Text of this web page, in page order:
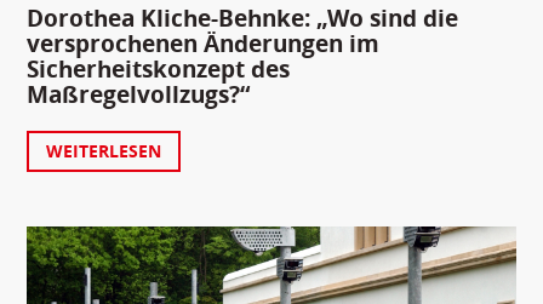
Dorothea Kliche-Behnke: „Wo sind die
versprochenen Änderungen im
Sicherheitskonzept des
Maßregelvollzugs?“
WEITERLESEN